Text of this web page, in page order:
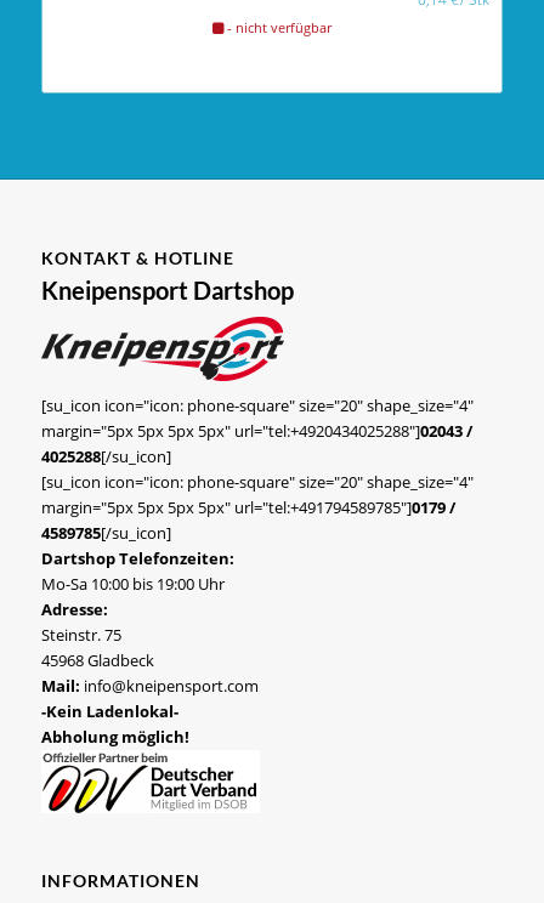
- nicht verfügbar
KONTAKT & HOTLINE
Kneipensport Dartshop
[su_icon icon="icon: phone-square" size="20" shape_size="4"
margin="5px 5px 5px 5px" url="tel:+4920434025288"]02043 /
4025288[/su_icon]
[su_icon icon="icon: phone-square" size="20" shape_size="4"
margin="5px 5px 5px 5px" url="tel:+491794589785"]0179 /
4589785[/su_icon]
Dartshop Telefonzeiten:
Mo-Sa 10:00 bis 19:00 Uhr
Adresse:
Steinstr. 75
45968 Gladbeck
Mail: info@kneipensport.com
-Kein Ladenlokal-
Abholung möglich!
INFORMATIONEN